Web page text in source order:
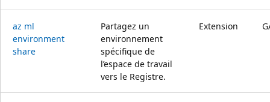
az ml
environment
share
Partagez un
environnement
spécifique de
l’espace de travail
vers le Registre.
Extension